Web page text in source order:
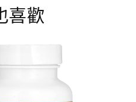
喜歡